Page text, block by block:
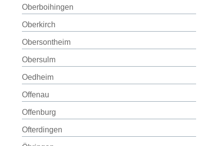
Oberboihingen
Oberkirch
Obersontheim
Obersulm
Oedheim
Offenau
Offenburg
Ofterdingen